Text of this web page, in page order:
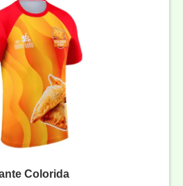
Colorida